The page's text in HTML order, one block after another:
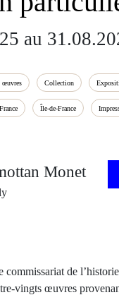
au
œuvres Collection
France Île-de-France
Monet
commissariat de
vingts œuvres